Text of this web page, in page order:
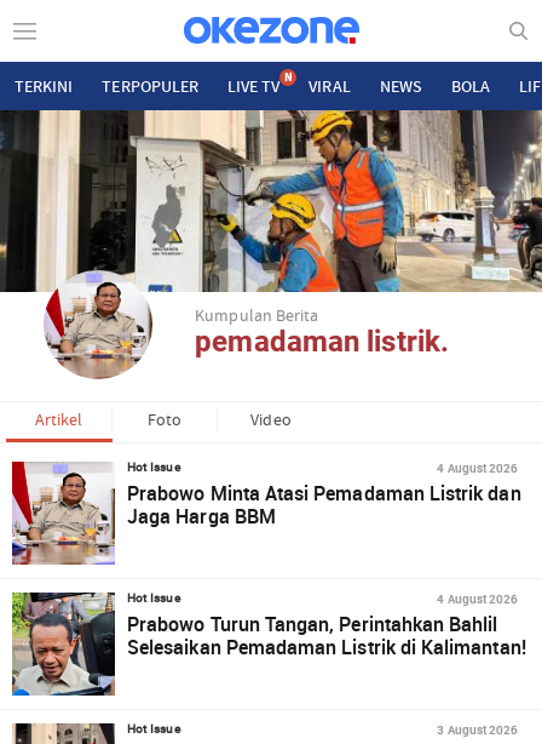
TERKINI TERPOPULER LIVE TV N VIRAL NEWS BOLA
Kumpulan Berita
pemadaman listrik.
Artikel Foto Video
Hot Issue 4 August 2026
Prabowo Minta Atasi Pemadaman Listrik dan
Jaga Harga BBM
Hot Issue 4 August 2026
Prabowo Turun Tangan, Perintahkan Bahlil
Selesaikan Pemadaman Listrik di Kalimantan!
Hot Issue 3 August 2026